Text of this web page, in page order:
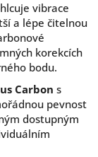
vibrace
a lépe čitelnou
korekcích
bodu.
Carbon s
pevnost
dostupným